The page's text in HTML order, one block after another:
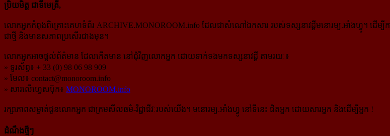
ប្រិយមិត្ត ជាទីមេត្រី,
លោកអ្នកកំពុងពិគ្រោះគេហទំព័រ ARCHIVE.MONOROOM.info ដែលជាសំណៅឯកសារ របស់ទស្សនាវដ្ដីមនោរម្យ.អាំងហ្វូ។ ដើម្
ជាថ្មី និងមានសភាពប្រសើរជាងមុន។
លោកអ្នកអាចផ្ដល់ព័ត៌មាន ដែលកើតមាន នៅជុំវិញលោកអ្នក ដោយទាក់ទងមកទស្សនាវដ្ដី តាមរយៈ៖
» ទូរស័ព្ទ៖ + 33 (0) 98 06 98 909
» មែល៖ contact@monoroom.info
» សារលើហ្វេសប៊ុក៖ MONOROOM.info
រក្សាភាពសម្ងាត់ជូនលោកអ្នក ជាក្រមសីលធម៌-​វិជ្ជាជីវៈ​របស់យើង។ មនោរម្យ.អាំងហ្វូ នៅទីនេះ ជិតអ្នក ដោយសារអ្នក និងដើម្បីអ្នក !
ដំណឹងថ្មីៗ